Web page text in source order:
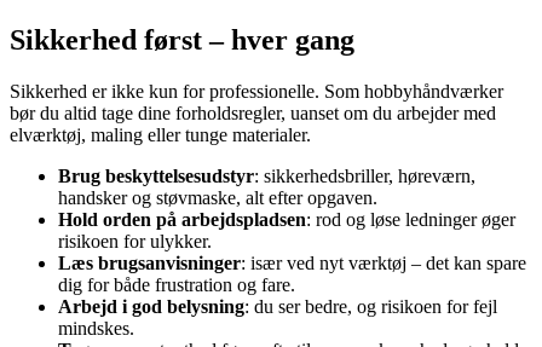
Sikkerhed først – hver gang
Sikkerhed er ikke kun for professionelle. Som hobbyhåndværker
bør du altid tage dine forholdsregler, uanset om du arbejder med
elværktøj, maling eller tunge materialer.
Brug beskyttelsesudstyr: sikkerhedsbriller, høreværn,
handsker og støvmaske, alt efter opgaven.
Hold orden på arbejdspladsen: rod og løse ledninger øger
risikoen for ulykker.
Læs brugsanvisninger: især ved nyt værktøj – det kan spare
dig for både frustration og fare.
Arbejd i god belysning: du ser bedre, og risikoen for fejl
mindskes.